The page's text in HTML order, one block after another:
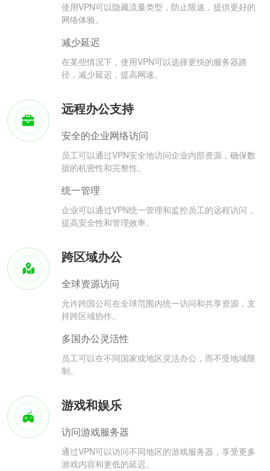
使用VPN可以隐藏流量类型，防止限速，提供更好的
网络体验。
减少延迟
在某些情况下，使用VPN可以选择更快的服务器路
径，减少延迟，提高网速。
远程办公支持
安全的企业网络访问
员工可以通过VPN安全地访问企业内部资源，确保数
据的机密性和完整性。
统一管理
企业可以通过VPN统一管理和监控员工的远程访问，
提高安全性和管理效率。
跨区域办公
全球资源访问
允许跨国公司在全球范围内统一访问和共享资源，支
持跨区域协作。
多国办公灵活性
员工可以在不同国家或地区灵活办公，而不受地域限
制。
游戏和娱乐
访问游戏服务器
通过VPN可以访问不同地区的游戏服务器，享受更多
游戏内容和更低的延迟。